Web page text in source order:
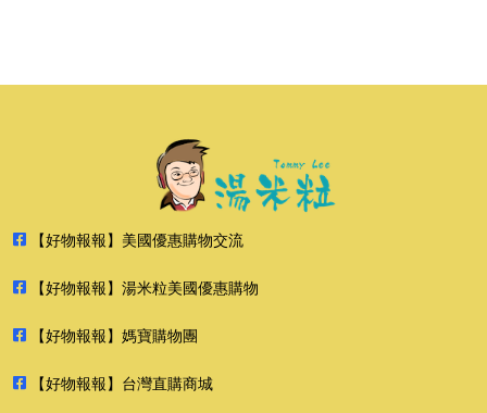
【好物報報】美國優惠購物交流
【好物報報】湯米粒美國優惠購物
【好物報報】媽寶購物團
【好物報報】台灣直購商城